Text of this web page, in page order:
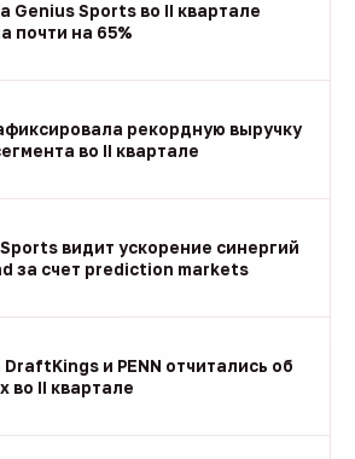
Genius Sports во II квартале
почти на 65%
рекордную выручку
во II квартале
видит ускорение синергий
за счет prediction markets
и PENN отчитались об
во II квартале